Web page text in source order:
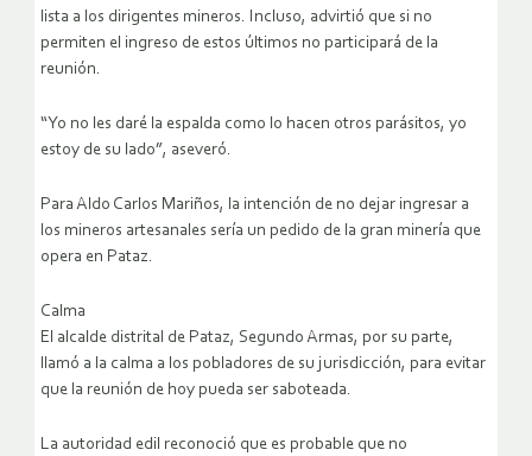
lista a los dirigentes mineros. Incluso, advirtió que si no
permiten el ingreso de estos últimos no participará de la
reunión.
“Yo no les daré la espalda como lo hacen otros parásitos, yo
estoy de su lado”, aseveró.
Para Aldo Carlos Mariños, la intención de no dejar ingresar a
los mineros artesanales sería un pedido de la gran minería que
opera en Pataz.
Calma
El alcalde distrital de Pataz, Segundo Armas, por su parte,
llamó a la calma a los pobladores de su jurisdicción, para evitar
que la reunión de hoy pueda ser saboteada.
La autoridad edil reconoció que es probable que no